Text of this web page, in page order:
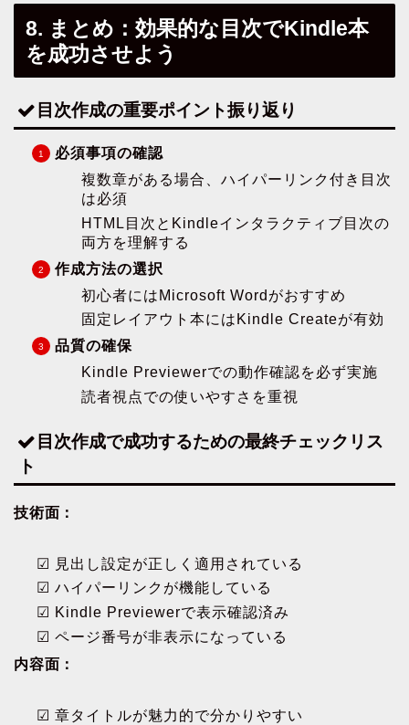
8. まとめ：効果的な目次でKindle本
を成功させよう
目次作成の重要ポイント振り返り
必須事項の確認
複数章がある場合、ハイパーリンク付き目次
は必須
HTML目次とKindleインタラクティブ目次の
両方を理解する
作成方法の選択
初心者にはMicrosoft Wordがおすすめ
固定レイアウト本にはKindle Createが有効
品質の確保
Kindle Previewerでの動作確認を必ず実施
読者視点での使いやすさを重視
目次作成で成功するための最終チェックリス
ト
技術面：
☑ 見出し設定が正しく適用されている
☑ ハイパーリンクが機能している
☑ Kindle Previewerで表示確認済み
☑ ページ番号が非表示になっている
内容面：
☑ 章タイトルが魅力的で分かりやすい